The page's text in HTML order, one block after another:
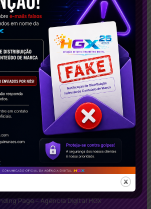
negócio!
Conosco!
Page – Agência Digital HGX